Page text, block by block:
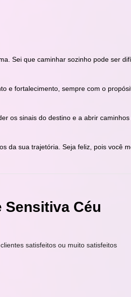
Sei que caminhar sozinho pode ser
e fortalecimento, sempre com o
os sinais do destino e a abrir caminhos
da sua trajetória. Seja feliz, pois você
Sensitiva Céu
satisfeitos ou muito satisfeitos